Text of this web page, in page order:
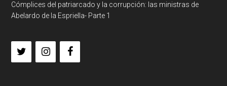
Cómplices del patriarcado y la corrupción: las ministras de
Abelardo de la Espriella- Parte 1